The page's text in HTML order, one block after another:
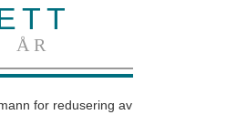
ÅR
for redusering av